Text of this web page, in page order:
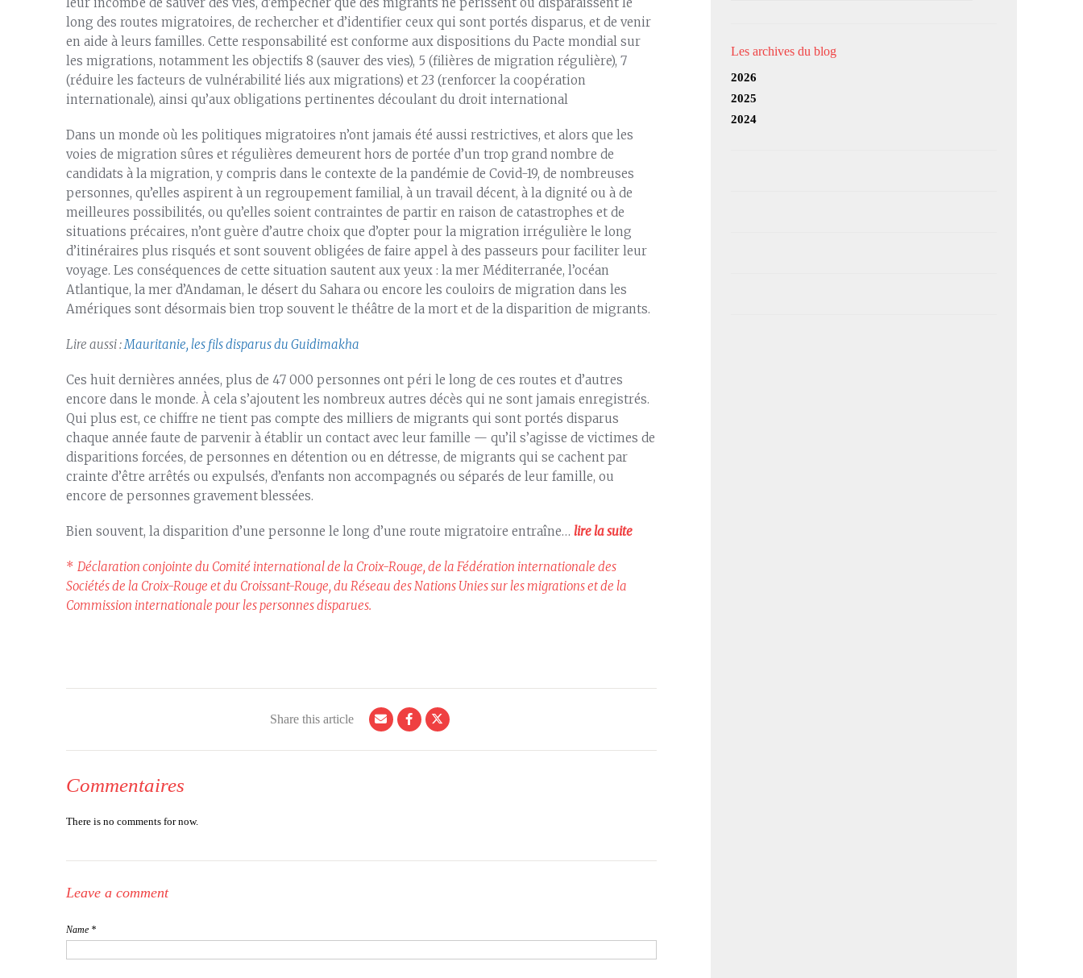
long des routes migratoires, de rechercher et d’identifier ceux qui sont portés disparus, et de venir
en aide à leurs familles. Cette responsabilité est conforme aux dispositions du Pacte mondial sur
les migrations, notamment les objectifs 8 (sauver des vies), 5 (filières de migration régulière), 7
(réduire les facteurs de vulnérabilité liés aux migrations) et 23 (renforcer la coopération
internationale), ainsi qu’aux obligations pertinentes découlant du droit international
Dans un monde où les politiques migratoires n’ont jamais été aussi restrictives, et alors que les
voies de migration sûres et régulières demeurent hors de portée d’un trop grand nombre de
candidats à la migration, y compris dans le contexte de la pandémie de Covid-19, de nombreuses
personnes, qu’elles aspirent à un regroupement familial, à un travail décent, à la dignité ou à de
meilleures possibilités, ou qu’elles soient contraintes de partir en raison de catastrophes et de
situations précaires, n’ont guère d’autre choix que d’opter pour la migration irrégulière le long
d’itinéraires plus risqués et sont souvent obligées de faire appel à des passeurs pour faciliter leur
voyage. Les conséquences de cette situation sautent aux yeux : la mer Méditerranée, l’océan
Atlantique, la mer d’Andaman, le désert du Sahara ou encore les couloirs de migration dans les
Amériques sont désormais bien trop souvent le théâtre de la mort et de la disparition de migrants.
Lire aussi : Mauritanie, les fils disparus du Guidimakha
Ces huit dernières années, plus de 47 000 personnes ont péri le long de ces routes et d’autres
encore dans le monde. À cela s’ajoutent les nombreux autres décès qui ne sont jamais enregistrés.
Qui plus est, ce chiffre ne tient pas compte des milliers de migrants qui sont portés disparus
chaque année faute de parvenir à établir un contact avec leur famille — qu’il s’agisse de victimes de
disparitions forcées, de personnes en détention ou en détresse, de migrants qui se cachent par
crainte d’être arrêtés ou expulsés, d’enfants non accompagnés ou séparés de leur famille, ou
encore de personnes gravement blessées.
Bien souvent, la disparition d’une personne le long d’une route migratoire entraîne… lire la suite
* Déclaration conjointe du Comité international de la Croix-Rouge, de la Fédération internationale des
Sociétés de la Croix-Rouge et du Croissant-Rouge, du Réseau des Nations Unies sur les migrations et de la
Commission internationale pour les personnes disparues.
Share this article
Commentaires
There is no comments for now.
Leave a comment
Name *
Les archives du blog
2026
2025
2024